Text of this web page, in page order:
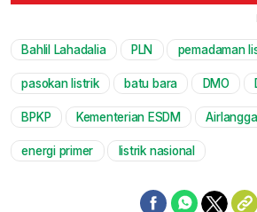
Bahlil Lahadalia PLN pemadaman
pasokan listrik batu bara DMO
BPKP Kementerian ESDM
energi primer listrik nasional